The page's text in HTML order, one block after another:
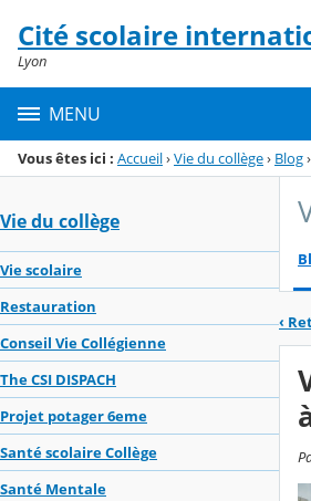
Menu de la rubrique
Contenu
Cité scolaire
Lyon
MENU
Vous êtes ici : Accueil›Vie du collège› Blog›
Vie du collège
Vie scolaire
Restauration
Conseil Vie Collégienne
The CSI DISPACH
Projet potager 6eme
Santé scolaire Collège
Santé Mentale
‹